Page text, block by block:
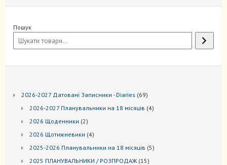
Пошук
2026-2027 Датовані Записники - Diaries 6969
2026-2027 Планувальники на 18 місяців 44
2026 Щоденники 22
2026 Щотижневики 44
2025-2026 Планувальники на 18 місяців 55
2025 ПЛАНУВАЛЬНИКИ / РОЗПРОДАЖ 1515